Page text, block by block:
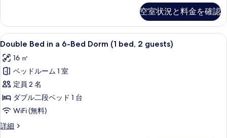
の
す
べ
て
の
写
真
を
16-
Bed
Dorm
bed,
2
guests)
の
詳
細
空室状況と料金を確認
Double
Bed
in
a
6-
Bed
Dorm
(1
bed,
防音設備、WiFi (無料)、客室ごとに
9
Double Bed in a 6-Bed Dorm (1 bed, 2 guests)
16 ㎡
ベッドルーム 1 室
定員 2 名
ダブル二段ベッド 1 台
WiFi (無料)
詳細
Double